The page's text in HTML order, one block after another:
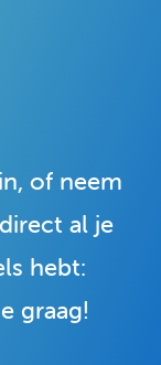
of neem
al je
graag!
eerst in